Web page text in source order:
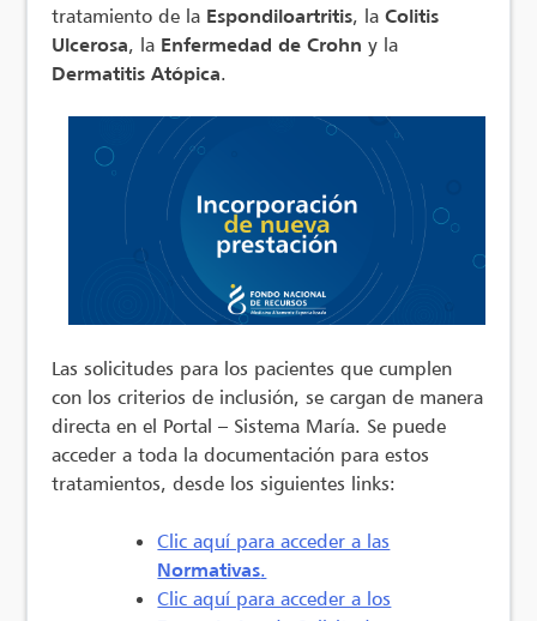
tratamiento de la Espondiloartritis, laColitis
Ulcerosa, la Enfermedad de Crohn y la
Dermatitis Atópica.
Las solicitudes para los pacientes que cumplen
con los criterios de inclusión, se cargan de manera
directa en el Portal – Sistema María. Se puede
acceder a toda la documentación para estos
tratamientos, desde los siguientes links:
Clic aquí para acceder a las
Normativas.
Clic aquí para acceder a los